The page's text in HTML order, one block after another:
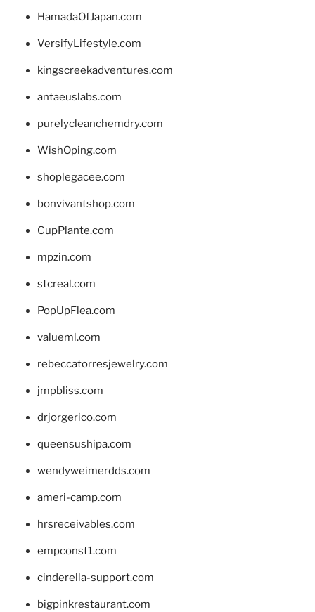
HamadaOfJapan.com
VersifyLifestyle.com
kingscreekadventures.com
antaeuslabs.com
purelycleanchemdry.com
WishOping.com
shoplegacee.com
bonvivantshop.com
CupPlante.com
mpzin.com
stcreal.com
PopUpFlea.com
valueml.com
rebeccatorresjewelry.com
jmpbliss.com
drjorgerico.com
queensushipa.com
wendyweimerdds.com
ameri-camp.com
hrsreceivables.com
empconst1.com
cinderella-support.com
bigpinkrestaurant.com